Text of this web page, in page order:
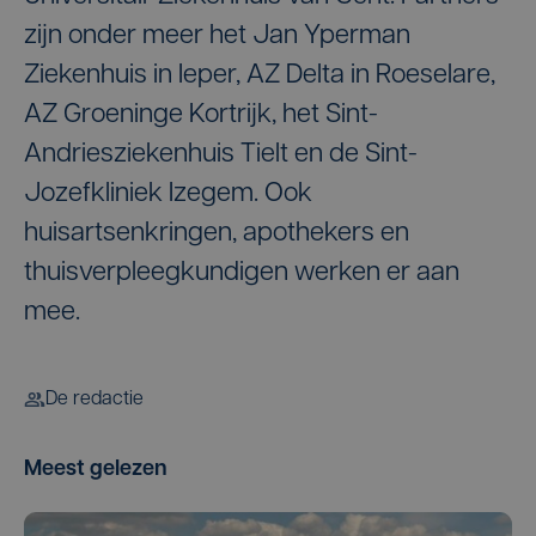
zijn onder meer het Jan Yperman
Ziekenhuis in Ieper, AZ Delta in Roeselare,
AZ Groeninge Kortrijk, het Sint-
Andriesziekenhuis Tielt en de Sint-
Jozefkliniek Izegem. Ook
huisartsenkringen, apothekers en
thuisverpleegkundigen werken er aan
mee.
De redactie
Meest gelezen